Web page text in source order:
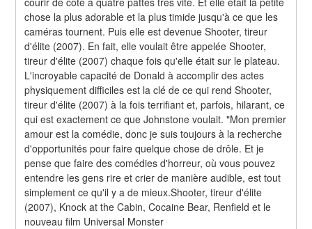
chose la plus adorable et la plus timide jusqu'à ce que les
caméras tournent. Puis elle est devenue Shooter, tireur
d'élite (2007). En fait, elle voulait être appelée Shooter,
tireur d'élite (2007) chaque fois qu'elle était sur le plateau.
L'incroyable capacité de Donald à accomplir des actes
physiquement difficiles est la clé de ce qui rend Shooter,
tireur d'élite (2007) à la fois terrifiant et, parfois, hilarant, ce
qui est exactement ce que Johnstone voulait. "Mon premier
amour est la comédie, donc je suis toujours à la recherche
d'opportunités pour faire quelque chose de drôle. Et je
pense que faire des comédies d'horreur, où vous pouvez
entendre les gens rire et crier de manière audible, est tout
simplement ce qu'il y a de mieux.Shooter, tireur d'élite
(2007), Knock at the Cabin, Cocaine Bear, Renfield et le
nouveau film Universal Monster